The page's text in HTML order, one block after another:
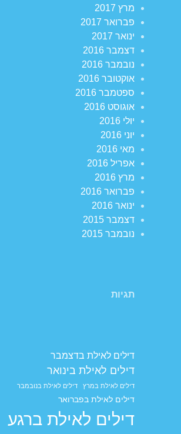
מרץ 2017
פברואר 2017
ינואר 2017
דצמבר 2016
נובמבר 2016
אוקטובר 2016
ספטמבר 2016
אוגוסט 2016
יולי 2016
יוני 2016
מאי 2016
אפריל 2016
מרץ 2016
פברואר 2016
ינואר 2016
דצמבר 2015
נובמבר 2015
תגיות
דילים לאילת בדצמבר
דילים לאילת בינואר
דילים לאילת במרץ דילים לאילת בנובמבר
דילים לאילת בפברואר
דילים לאילת ברגע